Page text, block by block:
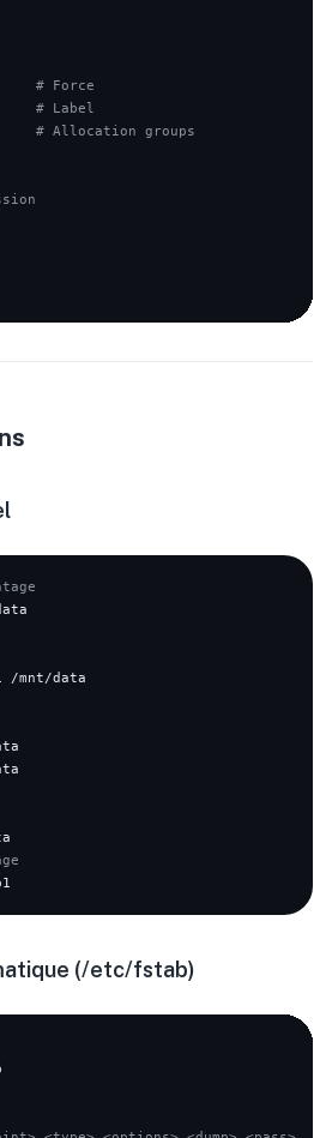
# Force
# Label
\
# Allocation groups
/mnt/data
(/etc/fstab)